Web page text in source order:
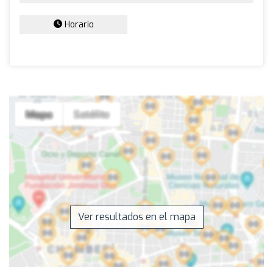
Horario
Ver resultados en el mapa